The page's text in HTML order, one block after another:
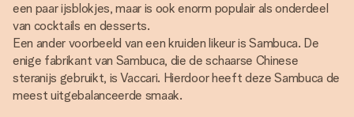
een paar ijsblokjes, maar is ook enorm populair als onderdeel
van cocktails en desserts.
Een ander voorbeeld van een kruiden likeur is Sambuca. De
enige fabrikant van Sambuca, die de schaarse Chinese
steranijs gebruikt, is Vaccari. Hierdoor heeft deze Sambuca de
meest uitgebalanceerde smaak.